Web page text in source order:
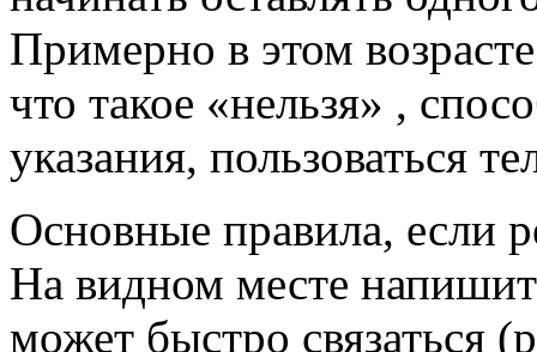
Примерно в этом
что такое «нельзя» ,
указания, пользоваться
Основные правила, если
На видном месте
может быстро связаться